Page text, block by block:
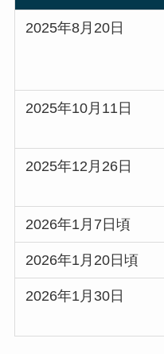
2025年8月20日
2025年10月11日
2025年12月26日
2026年1月7日頃
2026年1月20日頃
2026年1月30日